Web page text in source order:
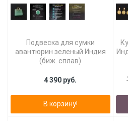
Подвеска для сумки
авантюрин зеленый Индия
(биж. сплав)
4 390 руб.
В корзину!